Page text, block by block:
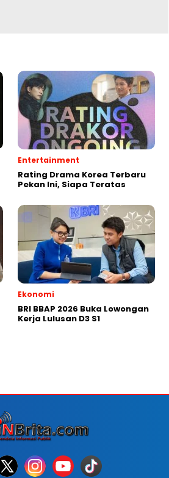
Entertainment
Rating Drama Korea Terbaru
Pekan Ini, Siapa Teratas
Ekonomi
BRI BBAP 2026 Buka Lowongan
Kerja Lulusan D3 S1